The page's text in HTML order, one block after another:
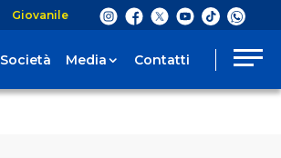
Giovanile
Società Media Contatti